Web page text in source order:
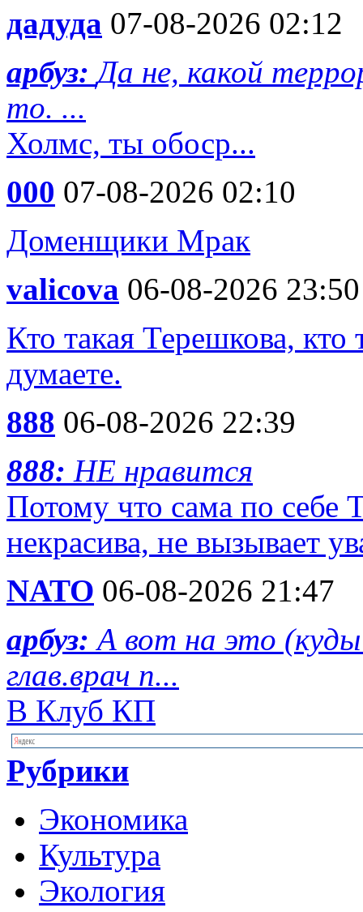
дадуда 07-08-2026 02:12
арбуз:Да не, какой
то. ...
Холмс, ты обоср...
000 07-08-2026 02:10
Доменщики Мрак
valicova 06-08-2026 23:50
Кто такая Терешкова,
думаете.
888 06-08-2026 22:39
888: НЕ нравится
Потому что сама по себе
некрасива, не вызывает
NATO 06-08-2026 21:47
арбуз:А вот на это
глав.врач п...
В Клуб КП
Рубрики
Экономика
Культура
Экология